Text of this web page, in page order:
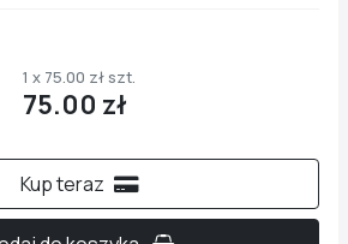
1 x 75.00 zł szt.
75.00 zł
Kup teraz